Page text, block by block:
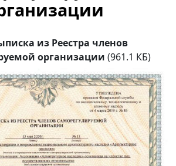
из Реестра членов
организации (961.1 КБ)